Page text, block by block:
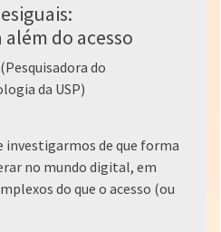
do acesso
(Pesquisadora do
da USP)
investigarmos de que forma
no mundo digital, em
do que o acesso (ou